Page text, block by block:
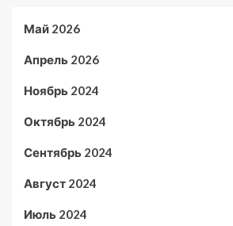
Май 2026
Апрель 2026
Ноябрь 2024
Октябрь 2024
Сентябрь 2024
Август 2024
Июль 2024